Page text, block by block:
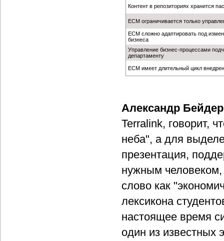
Контент в репозиториях хранится
ECM ограничивается только
ECM сложно адаптировать под
бизнеса
Управление бизнес-процессами
департаменту
ECM имеет длительный цикл
Александр Бейдер
Terralink, говорит,
неба", а для
презентация,
нужным человеком,
слово как
лексикона
настоящее время
один из известных